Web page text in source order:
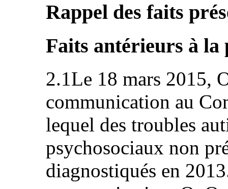
Rappel des faits
Faits antérieurs à la
2.1Le 18 mars 2015,
communication au
lequel des troubles
psychosociaux non
diagnostiqués en